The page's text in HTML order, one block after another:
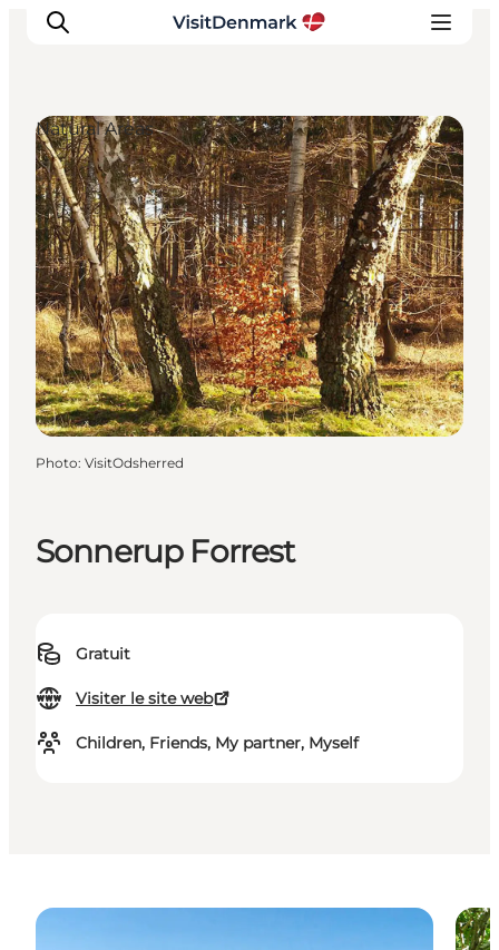
Inspirations
Destinations
Quoi faire
Hébergements
Planifiez votre voyage
Sonnerup Forrest
Gratuit
Visiter le site web
Children, Friends, My partner, Myself
Natural Areas
Photo: VisitOdsherred